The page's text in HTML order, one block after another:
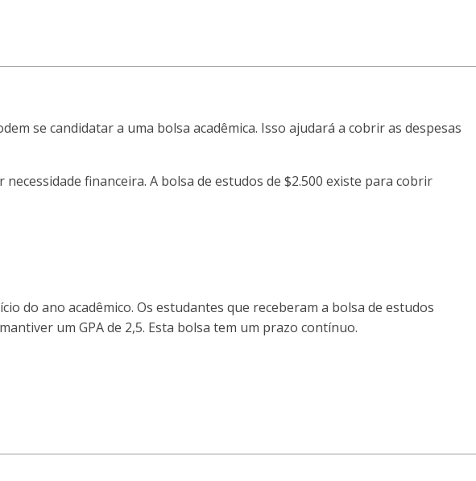
se candidatar a uma bolsa acadêmica. Isso ajudará a cobrir as despesas
financeira. A bolsa de estudos de $2.500 existe para cobrir
do ano acadêmico. Os estudantes que receberam a bolsa de estudos
um GPA de 2,5. Esta bolsa tem um prazo contínuo.